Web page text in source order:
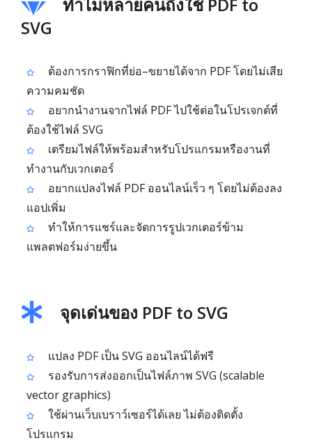
SVG
ต้องการกราฟิกที่ย่อ–ขยายได้จาก PDF โดยไม่เสีย
ความคมชัด
อยากนำงานจากไฟล์ PDF ไปใช้ต่อในโปรเจกต์ที่
ต้องใช้ไฟล์ SVG
เตรียมไฟล์ให้พร้อมสำหรับโปรแกรมหรืองานที่
ทำงานกับเวกเตอร์
อยากแปลงไฟล์ PDF ออนไลน์เร็ว ๆ โดยไม่ต้องลง
แอปเพิ่ม
ทำให้การแชร์และจัดการรูปเวกเตอร์ข้าม
แพลตฟอร์มง่ายขึ้น
จุดเด่นของ PDF to SVG
แปลง PDF เป็น SVG ออนไลน์ได้ฟรี
รองรับการส่งออกเป็นไฟล์ภาพ SVG (scalable
vector graphics)
ใช้ผ่านเว็บเบราว์เซอร์ได้เลย ไม่ต้องติดตั้ง
โปรแกรม